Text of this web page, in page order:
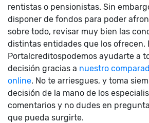
rentistas o pensionistas. Sin
disponer de fondos para poder
sobre todo, revisar muy bien las
distintas entidades que los ofrecen.
Portalcreditospodemos ayudarte a
decisión gracias a nuestro
online. No te arriesgues, y toma
decisión de la mano de los
comentarios y no dudes en
que pueda surgirte.